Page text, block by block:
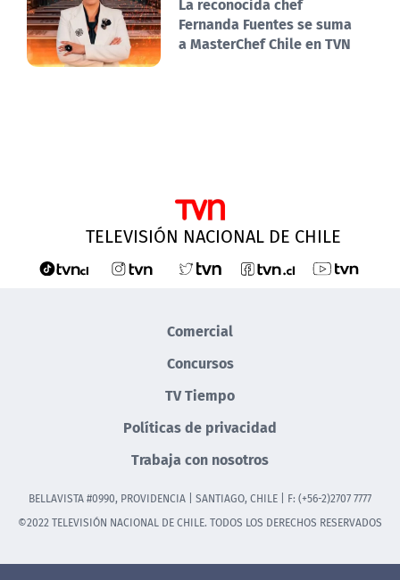
Fernanda Fuentes se suma
a MasterChef Chile en TVN
TELEVISIÓN NACIONAL DE CHILE
Comercial
Concursos
TV Tiempo
Políticas de privacidad
Trabaja con nosotros
BELLAVISTA #0990, PROVIDENCIA | SANTIAGO, CHILE | F: (+56-2)2707 7777
©2022 TELEVISIÓN NACIONAL DE CHILE. TODOS LOS DERECHOS RESERVADOS